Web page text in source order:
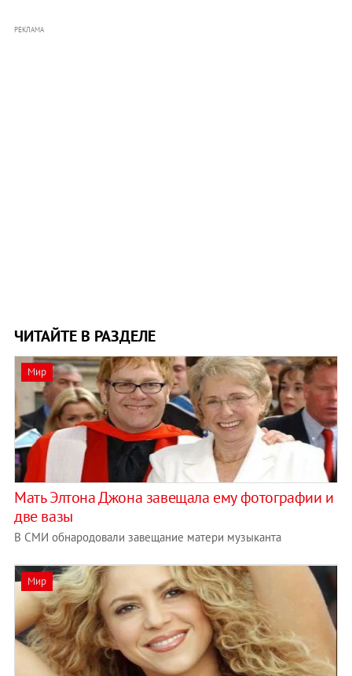
РЕКЛАМА
ЧИТАЙТЕ В РАЗДЕЛЕ
Мир
Мать Элтона Джона завещала ему фотографии и
две вазы
В СМИ обнародовали завещание матери музыканта
Мир